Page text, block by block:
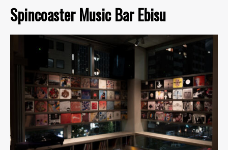
Spincoaster Music Bar Ebisu